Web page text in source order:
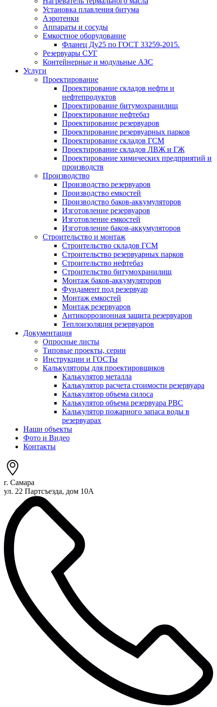
Установка плавления битума
Аэротенки
Аппараты и сосуды
Емкостное оборудование
Фланец Ду25 по ГОСТ 33259-2015.
Резервуары СУГ
Контейнерные и модульные АЗС
Услуги
Проектирование
Проектирование складов нефти и
нефтепродуктов
Проектирование битумохранилищ
Проектирование нефтебаз
Проектирование резервуаров
Проектирование резервуарных парков
Проектирование складов ГСМ
Проектирование складов ЛВЖ и ГЖ
Проектирование химических предприятий и
производств
Производство
Производство резервуаров
Производство емкостей
Производство баков-аккумуляторов
Изготовление резервуаров
Изготовление емкостей
Изготовление баков-аккумуляторов
Строительство и монтаж
Строительство складов ГСМ
Строительство резервуарных парков
Строительство нефтебаз
Строительство битумохранилищ
Монтаж баков-аккумуляторов
Фундамент под резервуар
Монтаж емкостей
Монтаж резервуаров
Антикоррозионная защита резервуаров
Теплоизоляция резервуаров
Документация
Опросные листы
Типовые проекты, серии
Инструкции и ГОСТы
Калькуляторы для проектировщиков
Калькулятор металла
Калькулятор расчета стоимости резервуара
Калькулятор объема силоса
Калькулятор объема резервуара РВС
Калькулятор пожарного запаса воды в
резервуарах
Наши объекты
Фото и Видео
Контакты
г. Самара
ул. 22 Партсъезда, дом 10А